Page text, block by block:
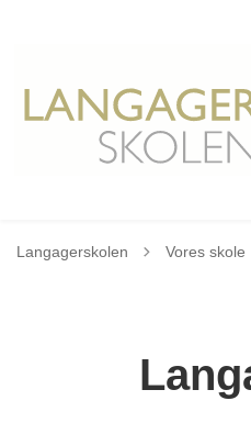
Langagerskolen Tilbage til
Vores skole